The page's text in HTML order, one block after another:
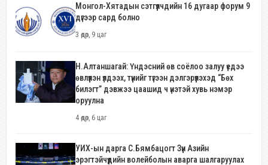
Монгол-Хятадын сэтгүүлчдийн 16 дугаар форум 9
дүгээр сард болно
3 өдөр, 9 цаг
Н.Алтаншагай: Үндэсний өв соёлоо залуу үедээ
өвлүүлэн үлдээх, түүнийг түгээн дэлгэрүүлэхэд “Бөх
билэгт” дэвжээ цаашид ч үнэтэй хувь нэмэр
оруулна
4 өдөр, 6 цаг
УИХ-ын дарга С.Бямбацогт Зүүн Азийн
эрэгтэйчүүдийн волейболын аварга шалгаруулах